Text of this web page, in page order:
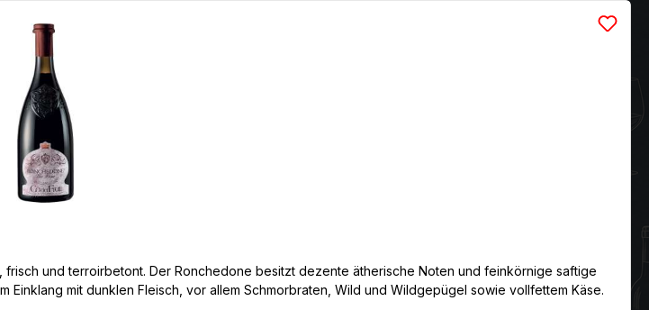
frisch und terroirbetont. Der Ronchedone besitzt dezente ätherische Noten und feinkörnige saftige
mit dunklen Fleisch, vor allem Schmorbraten, Wild und Wildgepügel sowie vollfettem Käse.